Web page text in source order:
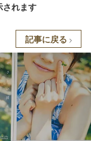
されます
記事に戻る